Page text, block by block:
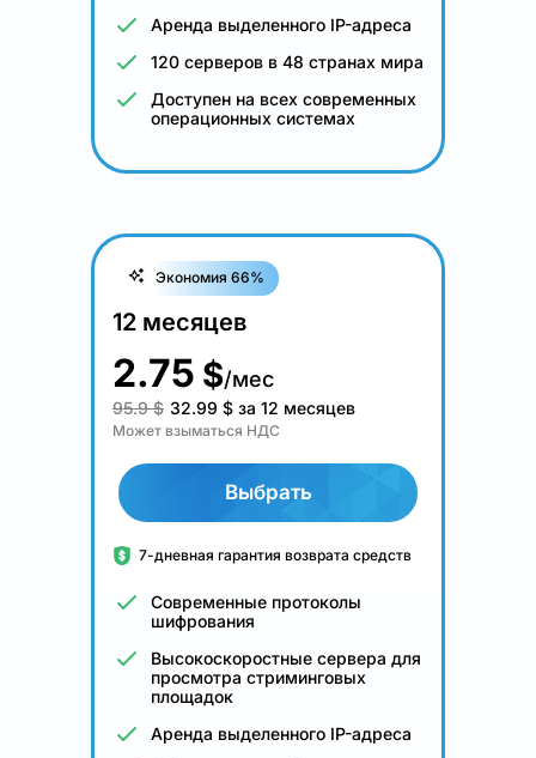
Аренда выделенного IP-адреса
120 серверов в 48 странах мира
Доступен на всех современных
операционных системах
Экономия 66%
12 месяцев
2.75 $/мес
95.9 $ 32.99 $ за 12 месяцев
Может взыматься НДС
Выбрать
7-дневная гарантия возврата средств
Современные протоколы
шифрования
Высокоскоростные сервера для
просмотра стриминговых
площадок
Аренда выделенного IP-адреса